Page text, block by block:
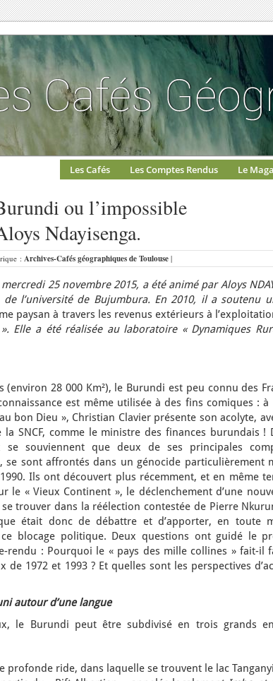
Les Cafés Les Comptes Rendus Le
ou l’impossible
Ndayisenga.
: Archives-Cafés géographiques de Toulouse |
25 novembre 2015, a été animé par Aloys
l’université de Bujumbura. En 2010, il a soutenu
paysan à travers les revenus extérieurs à
». Elle a été réalisée au laboratoire « Dynamiques
(environ 28 000 Km²), le Burundi est peu connu des
est même utilisée à des fins comiques :
bon Dieu », Christian Clavier présente son acolyte,
SNCF, comme le ministre des finances burundais !
souviennent que deux de ses principales
se sont affrontés dans un génocide particulièrement
Ils ont découvert plus récemment, et en même
le « Vieux Continent », le déclenchement d’une
trouver dans la réélection contestée de Pierre
était donc de débattre et d’apporter, en toute
blocage politique. Deux questions ont guidé le
rendu : Pourquoi le « pays des mille collines » fait-il
de 1972 et 1993 ? Et quelles sont les perspectives
autour d’une langue
le Burundi peut être subdivisé en trois grands
profonde ride, dans laquelle se trouvent le lac